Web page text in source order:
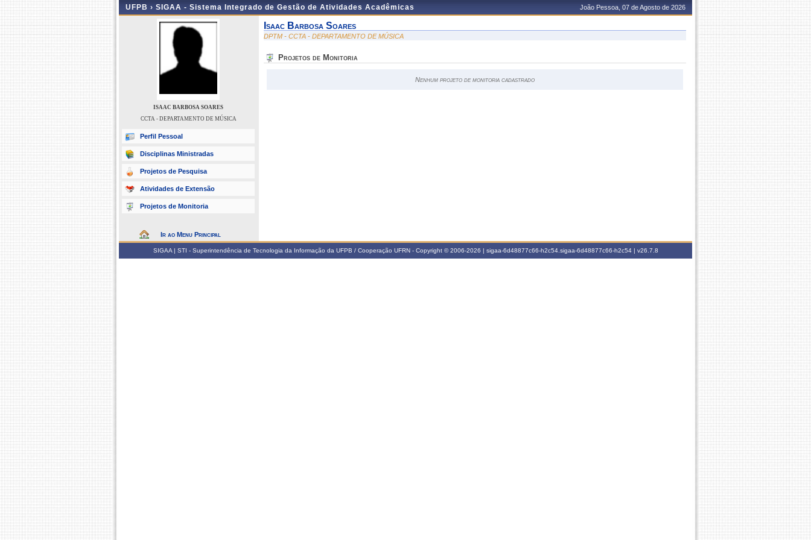
UFPB › SIGAA - Sistema Integrado de Gestão de Atividades Acadêmicas João Pessoa, 07 de Agosto de 2026
ISAAC BARBOSA SOARES
CCTA - DEPARTAMENTO DE MÚSICA
Perfil Pessoal
Disciplinas Ministradas
Projetos de Pesquisa
Atividades de Extensão
Projetos de Monitoria
Ir ao Menu Principal
Isaac Barbosa Soares
DPTM - CCTA - DEPARTAMENTO DE MÚSICA
Projetos de Monitoria
Nenhum projeto de monitoria cadastrado
SIGAA | STI - Superintendência de Tecnologia da Informação da UFPB / Cooperação UFRN - Copyright © 2006-2026 | sigaa-6d48877c66-h2c54.sigaa-6d48877c66-h2c54 | v26.7.8